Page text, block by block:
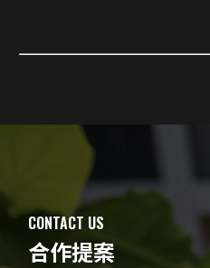
CONTACT US
合作提案